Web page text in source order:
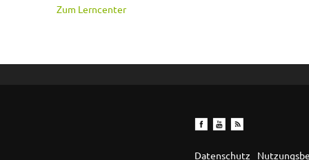
Zum Lerncenter
Datenschutz